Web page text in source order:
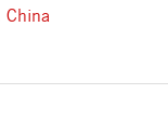
China